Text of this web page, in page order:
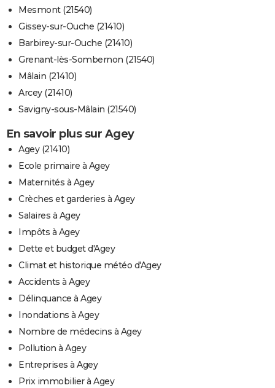
Mesmont (21540)
Gissey-sur-Ouche (21410)
Barbirey-sur-Ouche (21410)
Grenant-lès-Sombernon (21540)
Mâlain (21410)
Arcey (21410)
Savigny-sous-Mâlain (21540)
En savoir plus sur Agey
Agey (21410)
Ecole primaire à Agey
Maternités à Agey
Crèches et garderies à Agey
Salaires à Agey
Impôts à Agey
Dette et budget d'Agey
Climat et historique météo d'Agey
Accidents à Agey
Délinquance à Agey
Inondations à Agey
Nombre de médecins à Agey
Pollution à Agey
Entreprises à Agey
Prix immobilier à Agey